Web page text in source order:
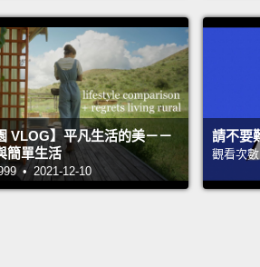
VLOG】平凡生活的美－－
簡單生活
• 2021-12-10
請不要
觀看次